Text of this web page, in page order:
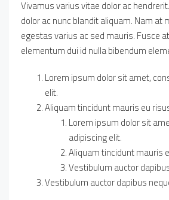
Vivamus varius vitae dolor ac
dolor ac nunc blandit aliquam. Nam at
egestas varius ac sed mauris. Fusce
elementum dui id nulla bibendum
Lorem ipsum dolor sit amet,
elit.
Aliquam tincidunt mauris eu
Lorem ipsum dolor sit
adipiscing elit.
Aliquam tincidunt mauris
Vestibulum auctor
Vestibulum auctor dapibus